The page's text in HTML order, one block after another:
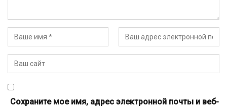
Сохраните мое имя, адрес электронной почты и веб-